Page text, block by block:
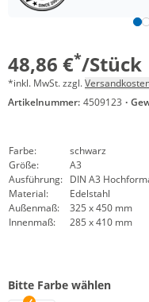
48,86 €*/Stück
*inkl. MwSt. zzgl.
Artikelnummer: 4509123 ·
Farbe:
schwarz
Größe:
A3
Ausführung: DIN A3
Material:
Edelstahl
Außenmaß:
325 x 450 mm
Innenmaß:
285 x 410 mm
Bitte Farbe wählen